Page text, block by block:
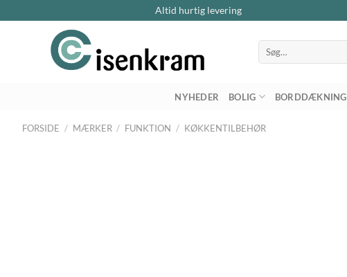
Altid hurtig levering
Søg
efter:
NYHEDER BOLIG BORDDÆKNING
FORSIDE / MÆRKER / FUNKTION / KØKKENTILBEHØR